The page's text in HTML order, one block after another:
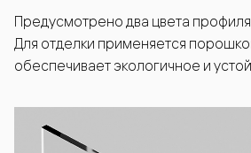
Предусмотрено два цвета
Для отделки применяется
обеспечивает экологичное и